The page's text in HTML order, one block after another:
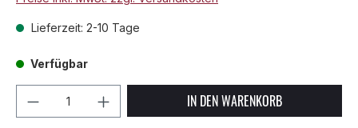
Lieferzeit: 2-10 Tage
Verfügbar
Produkt Anzahl: Gib denIN DEN WARENKORB